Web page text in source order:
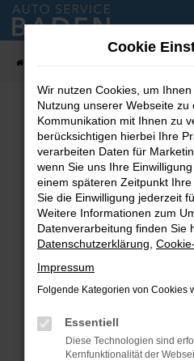
Zum
Hauptinhalt
Fehler: Network
Beim Laden ist ein Fehler
Hier sind ein paar Tipps,
Überprüfe deine
Internetverbindung.
Laden andere
Suchmaschine?
Prüfe deine
können das Laden
verhindern. Funktioniert
Cookie
Wir nutzen Cookies, um
Nutzung unserer Webseite
Kommunikation mit Ihnen zu
berücksichtigen hierbei Ihre
verarbeiten Daten für
wenn Sie uns Ihre
einem späteren Zeitpunkt
Sie die Einwilligung jederzeit
Weitere Informationen zum
Datenverarbeitung finden Sie
Datenschutzerklärung
Impressum
Folgende Kategorien von Cookies
Essentiell
Diese Technologien sind
Kernfunktionalität der